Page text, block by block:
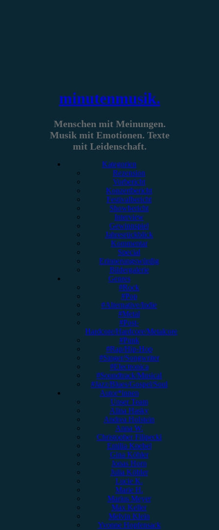
minutenmusik.
Menschen mit Meinungen.
Musik mit Emotionen. Texte
mit Leidenschaft.
Kategorien
Rezension
Vorbericht
Konzertbericht
Festivalbericht
Showbericht
Interview
Gewinnspiel
Jahresrückblick
Kommentar
Special
Erinnerungswürdig
Bildergalerie
Genres
#Rock
#Pop
#Alternative/Indie
#Metal
#Post-
Hardcore/Hardcore/Metalcore
#Punk
#Rap/Hip-Hop
#Singer/Songwriter
#Electronica
#Soundtrack/Musical
#Jazz/Blues/Gospel/Soul
Autor*innen
Unser Team
Alina Hasky
Andrea Holstein
Anna W.
Christopher Filipecki
Emilia Knebel
Gina Köhler
Jonas Horn
Julia Köhler
Lucie K.
Marie H.
Marius Meyer
Max Keller
Melvin Klein
Yvonne Hopfensack